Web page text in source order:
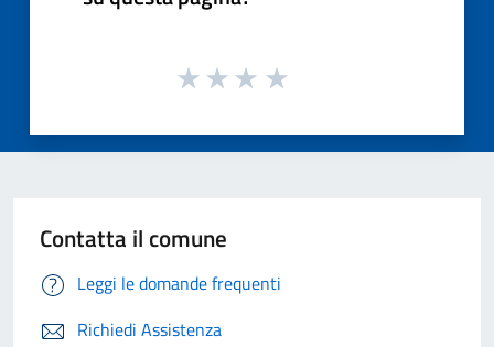
Contatta il comune
Leggi le domande frequenti
Richiedi Assistenza